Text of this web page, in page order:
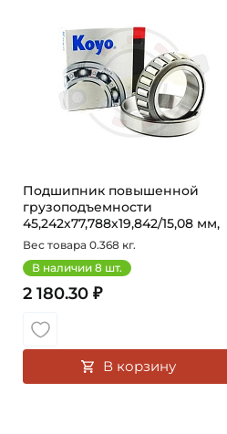
Подшипник повышенной
грузоподъемности
45,242х77,788х19,842/15,08 мм,
ро...
Вес товара 0.368 кг.
В наличии 8 шт.
2 180.30 ₽
В корзину